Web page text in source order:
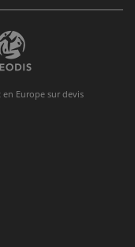
Europe sur devis